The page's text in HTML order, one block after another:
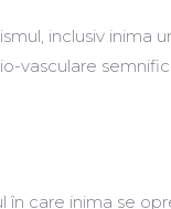
inclusiv inima
vasculare
care inima se